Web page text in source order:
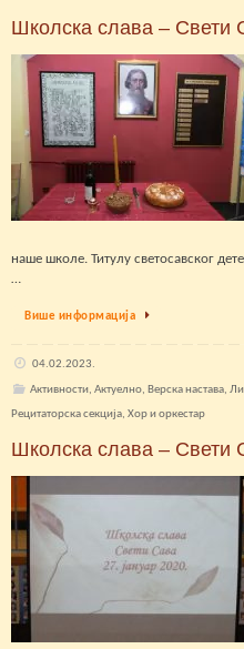
Школска слава – Свети
наше школе. Титулу светосавског
…
Више информација
04.02.2023.
Активности, Актуелно, Верска настава,
Рецитаторска секција, Хор и оркестар
Школска слава – Свети